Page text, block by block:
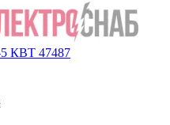
КВТ 47487